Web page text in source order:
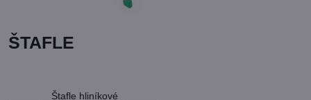
ŠTAFLE
Štafle hliníkové